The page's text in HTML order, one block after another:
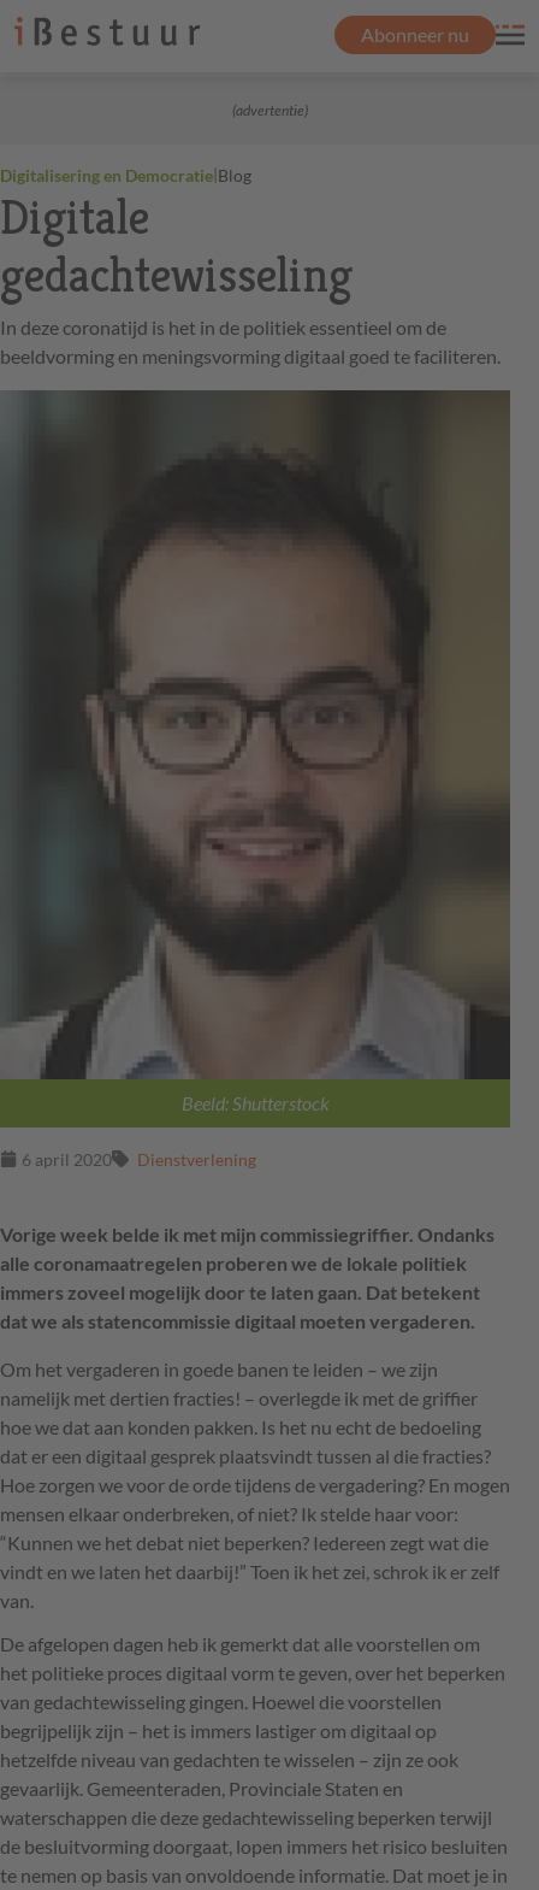
Abonneer nu
(advertentie)
Digitalisering en Democratie|Blog
Digitale
gedachtewisseling
In deze coronatijd is het in de politiek essentieel om de
beeldvorming en meningsvorming digitaal goed te faciliteren.
Beeld: Shutterstock
6 april 2020 Dienstverlening
Vorige week belde ik met mijn commissiegriffier. Ondanks
alle coronamaatregelen proberen we de lokale politiek
immers zoveel mogelijk door te laten gaan. Dat betekent
dat we als statencommissie digitaal moeten vergaderen.
Om het vergaderen in goede banen te leiden – we zijn
namelijk met dertien fracties! – overlegde ik met de griffier
hoe we dat aan konden pakken. Is het nu echt de bedoeling
dat er een digitaal gesprek plaatsvindt tussen al die fracties?
Hoe zorgen we voor de orde tijdens de vergadering? En mogen
mensen elkaar onderbreken, of niet? Ik stelde haar voor:
“Kunnen we het debat niet beperken? Iedereen zegt wat die
vindt en we laten het daarbij!” Toen ik het zei, schrok ik er zelf
van.
De afgelopen dagen heb ik gemerkt dat alle voorstellen om
het politieke proces digitaal vorm te geven, over het beperken
van gedachtewisseling gingen. Hoewel die voorstellen
begrijpelijk zijn – het is immers lastiger om digitaal op
hetzelfde niveau van gedachten te wisselen – zijn ze ook
gevaarlijk. Gemeenteraden, Provinciale Staten en
waterschappen die deze gedachtewisseling beperken terwijl
de besluitvorming doorgaat, lopen immers het risico besluiten
te nemen op basis van onvoldoende informatie. Dat moet je in